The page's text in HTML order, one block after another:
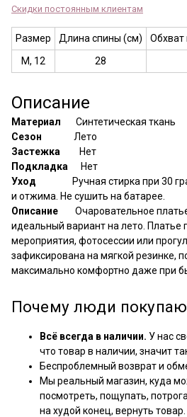
Скидки постоянным клиентам
Размер Длина спины (см)
Обхват
M, 12
28
Описание
Материал Синтетическая ткань
Сезон Лето
Застежка
Нет
Подкладка
Нет
Уход
Ручная стирка при 30
и отжима. Не сушить на батарее.
Описание Очаровательное
идеальный вариант на лето. Платье
мероприятия, фотосессии или
зафиксирована на мягкой резинке,
максимально комфортно даже при
Почему люди
Всё всегда в наличии. У нас
что товар в наличии, значит
Беспроблемный возврат и
Мы реальный магазин, куда
посмотреть, пощупать,
на худой конец, вернуть товар.